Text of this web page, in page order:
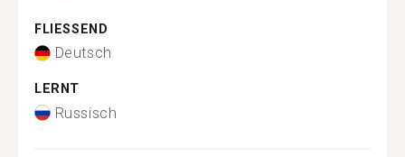
FLIESSEND
Deutsch
LERNT
Russisch